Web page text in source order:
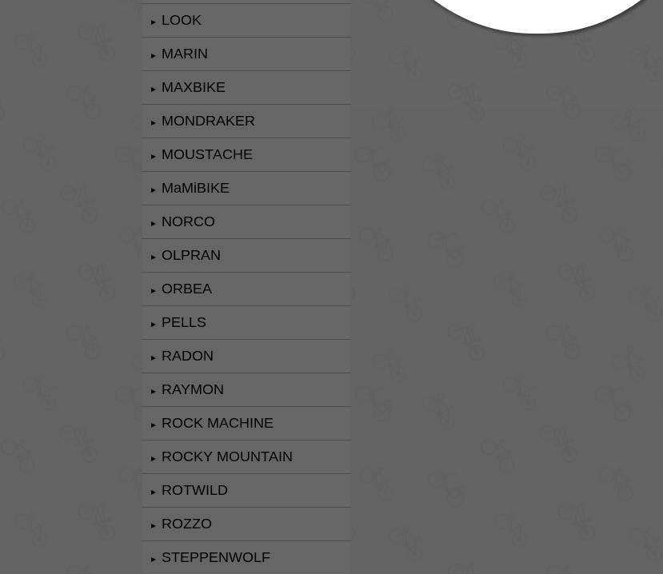
► LOOK
► MARIN
► MAXBIKE
► MONDRAKER
► MOUSTACHE
► MaMiBIKE
► NORCO
► OLPRAN
► ORBEA
► PELLS
► RADON
► RAYMON
► ROCK MACHINE
► ROCKY MOUNTAIN
► ROTWILD
► ROZZO
► STEPPENWOLF